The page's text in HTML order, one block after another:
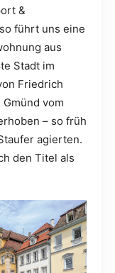
&
führt uns eine
aus
Stadt im
Friedrich
vom
– so früh
agierten.
den Titel als